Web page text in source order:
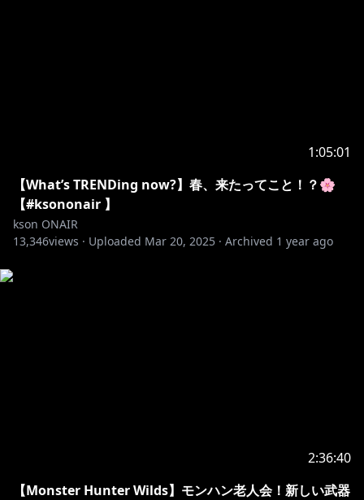
1:05:01
【What’s TRENDing now?】春、来たってこと！？🌸
【#ksononair 】
kson ONAIR
13,346views · Uploaded Mar 20, 2025 · Archived 1 year ago
2:36:40
【Monster Hunter Wilds】モンハン老人会！新しい武器